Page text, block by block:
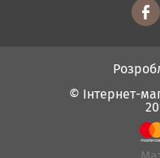
© Інтернет-